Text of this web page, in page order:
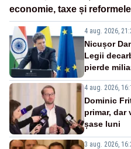
economie, taxe și
4 aug. 2026,
Nicușor
Legii
pierde
4 aug. 2026,
Dominic
primar, dar
șase luni
3 aug. 2026,